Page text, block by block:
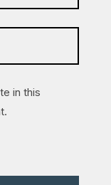
in this